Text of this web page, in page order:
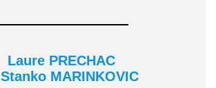
Laure PRECHAC
MARINKOVIC